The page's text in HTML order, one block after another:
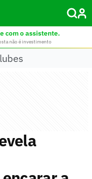
com o assistente.
não é investimento